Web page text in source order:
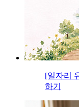
[일자리
하기